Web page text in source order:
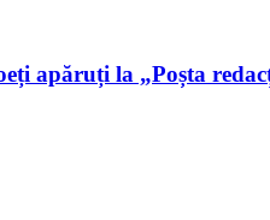
apăruți la „Poșta